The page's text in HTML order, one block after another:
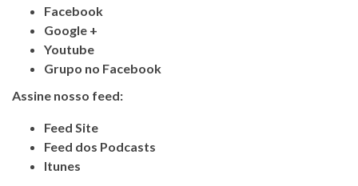
Facebook
Google +
Youtube
Grupo no Facebook
Assine nosso feed:
Feed Site
Feed dos Podcasts
Itunes